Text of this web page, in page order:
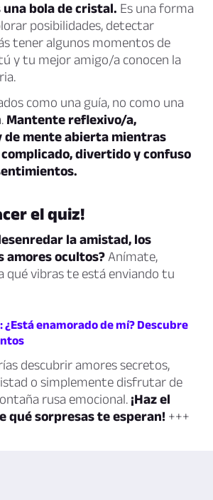
una bola de cristal. Es una forma
posibilidades, detectar
tener algunos momentos de
tú y tu mejor amigo/a conocen la
como una guía, no como una
Mantente reflexivo/a,
de mente abierta mientras
divertido y confuso
el quiz!
la amistad, los
amores ocultos?Anímate,
qué vibras te está enviando tu
¿Está enamorado de mí? Descubre
descubrir amores secretos,
o simplemente disfrutar de
rusa emocional. ¡Haz el
qué sorpresas te esperan! +++